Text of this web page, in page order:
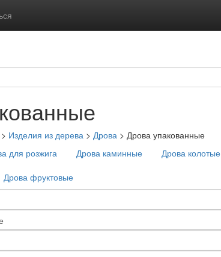
Изделия из дерева> Дрова> Дрова упакованные
для розжига Дрова каминные Дрова колотые
Дрова фруктовые